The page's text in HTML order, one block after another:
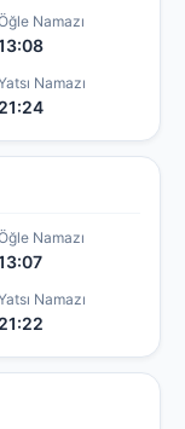
Namazı
Namazı
21:24
Namazı
Namazı
21:22